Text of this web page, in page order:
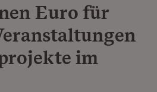
Euro für
im